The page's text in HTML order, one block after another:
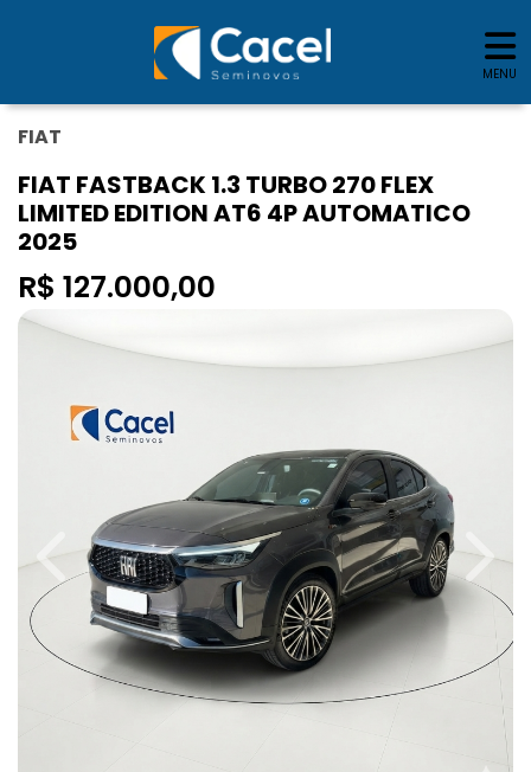
MENU
FIAT
FIAT FASTBACK 1.3 TURBO 270 FLEX
LIMITED EDITION AT6 4P AUTOMATICO
2025
R$ 127.000,00
Previous Next